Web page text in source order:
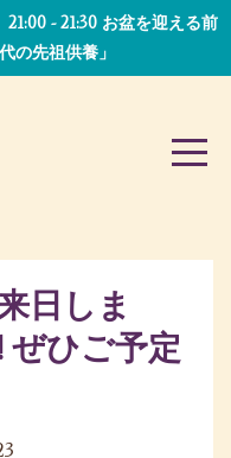
- 21:30 お盆を迎える前
の先祖供養」
日しま
ぜひご予定